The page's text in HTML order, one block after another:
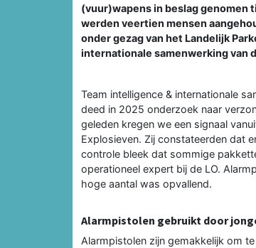
(vuur)wapens in beslag genomen
werden veertien mensen
onder gezag van het Landelijk
internationale samenwerking van
Team intelligence & internationale
deed in 2025 onderzoek naar
geleden kregen we een signaal
Explosieven. Zij constateerden dat
controle bleek dat sommige
operationeel expert bij de LO.
hoge aantal was opvallend.
Alarmpistolen gebruikt door
Alarmpistolen zijn gemakkelijk om